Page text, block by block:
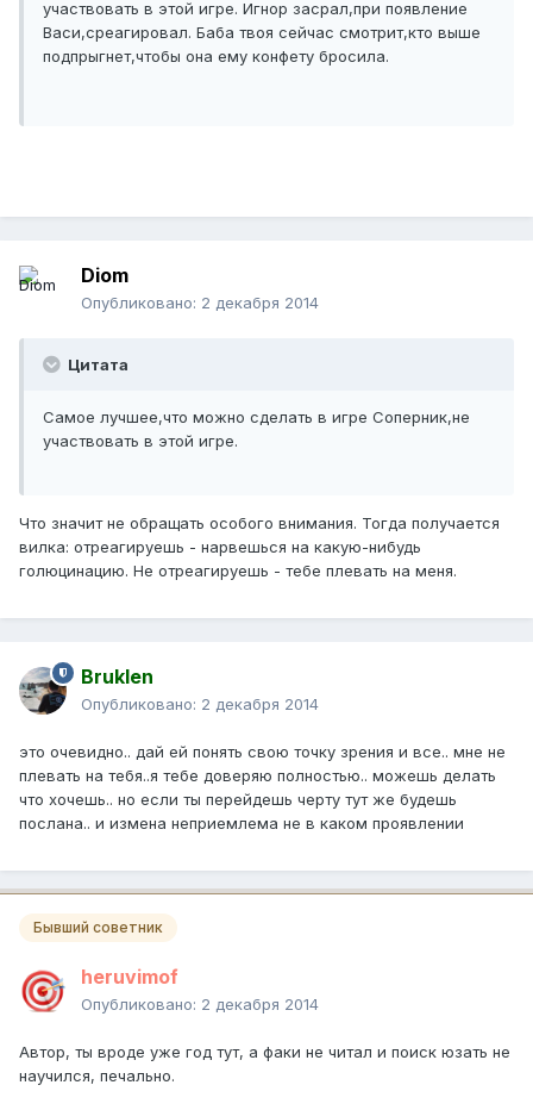
участвовать в этой игре. Игнор засрал,при появление
Васи,среагировал. Баба твоя сейчас смотрит,кто выше
подпрыгнет,чтобы она ему конфету бросила.
Diom
Опубликовано: 2 декабря 2014
Цитата
Самое лучшее,что можно сделать в игре Соперник,не
участвовать в этой игре.
Что значит не обращать особого внимания. Тогда получается
вилка: отреагируешь - нарвешься на какую-нибудь
голюцинацию. Не отреагируешь - тебе плевать на меня.
Bruklen
Опубликовано: 2 декабря 2014
это очевидно.. дай ей понять свою точку зрения и все.. мне не
плевать на тебя..я тебе доверяю полностью.. можешь делать
что хочешь.. но если ты перейдешь черту тут же будешь
послана.. и измена неприемлема не в каком проявлении
Бывший советник
heruvimof
Опубликовано: 2 декабря 2014
Автор, ты вроде уже год тут, а факи не читал и поиск юзать не
научился, печально.